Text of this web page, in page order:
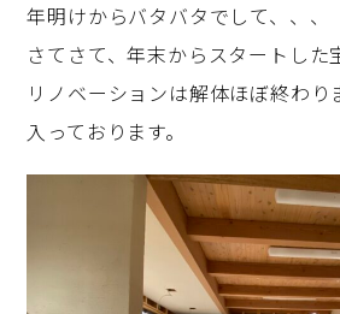
年明けからバタバタでして、、、
さてさて、年末からスタートした
リノベーションは解体ほぼ終わり
入っております。